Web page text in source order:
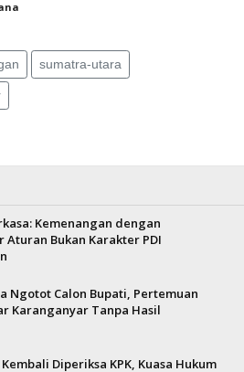
sumatra-utara
Kemenangan dengan
Aturan Bukan Karakter PDI
Ngotot Calon Bupati, Pertemuan
Karanganyar Tanpa Hasil
Diperiksa KPK, Kuasa Hukum